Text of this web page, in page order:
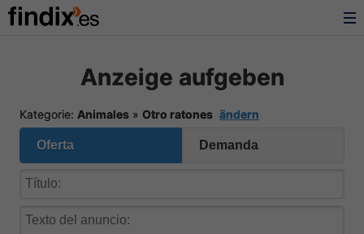
Anzeige aufgeben
Kategorie: Animales » Otro ratones ändern
Oferta Demanda